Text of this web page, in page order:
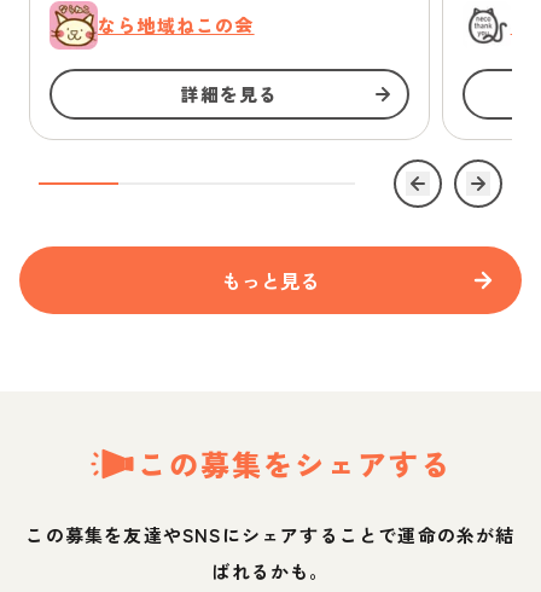
なら地域ねこの会
詳細を見る
もっと見る
この募集をシェアする
この募集を友達やSNSにシェアすることで運命の糸が結
ばれるかも。